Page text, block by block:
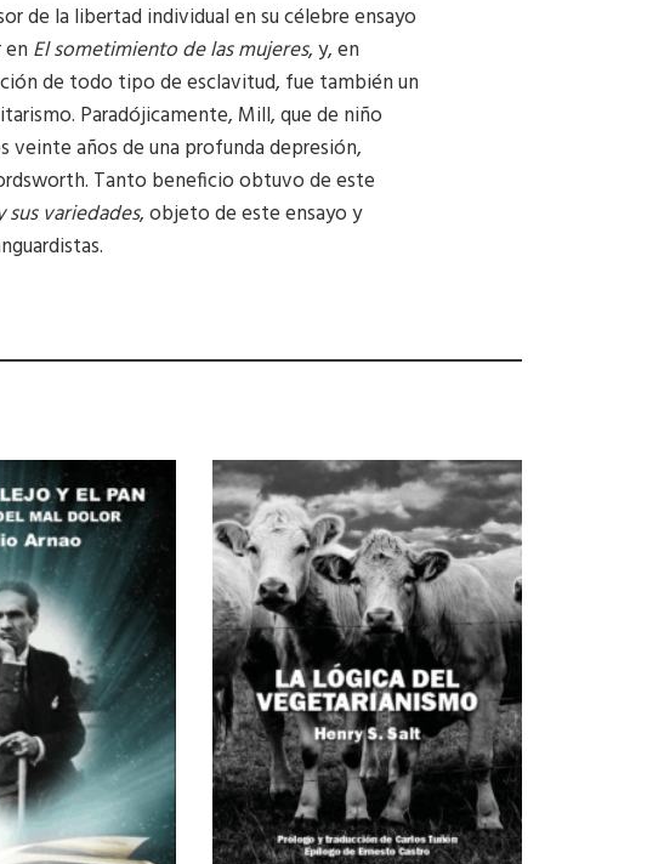
de la libertad individual en su célebre ensayo
El sometimiento de las mujeres, y, en
de todo tipo de esclavitud, fue también un
Paradójicamente, Mill, que de niño
veinte años de una profunda depresión,
Tanto beneficio obtuvo de este
sus variedades, objeto de este ensayo y